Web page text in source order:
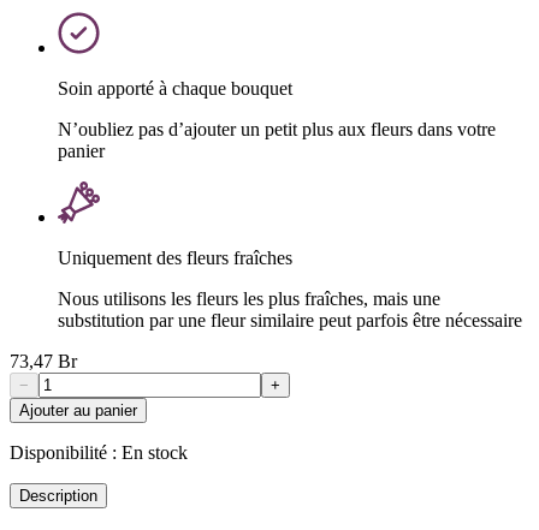
Soin apporté à chaque bouquet
N’oubliez pas d’ajouter un petit plus aux fleurs dans votre
panier
Uniquement des fleurs fraîches
Nous utilisons les fleurs les plus fraîches, mais une
substitution par une fleur similaire peut parfois être nécessaire
73,47 Br
−
+
Ajouter au panier
Disponibilité : En stock
Description